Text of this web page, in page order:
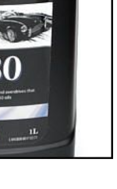
& Sprite
TR etc